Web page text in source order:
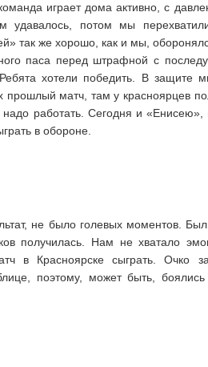
играет дома активно, с
потом мы
так же хорошо, как и мы,
паса перед штрафной с
хотели победить. В защите
матч, там у красноярцев
работать. Сегодня и
в обороне.
не было голевых моментов.
получилась. Нам не хватало
в Красноярске сыграть. Очко
поэтому, может быть,